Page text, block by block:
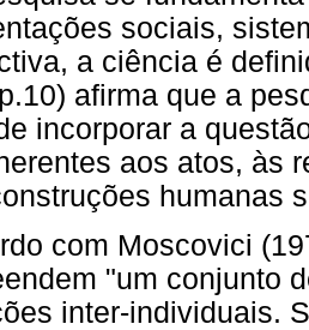
sociais,
a ciência é
afirma que a
incorporar a
aos atos, às
humanas
com Moscovici
"um conjunto
inter-individuais.